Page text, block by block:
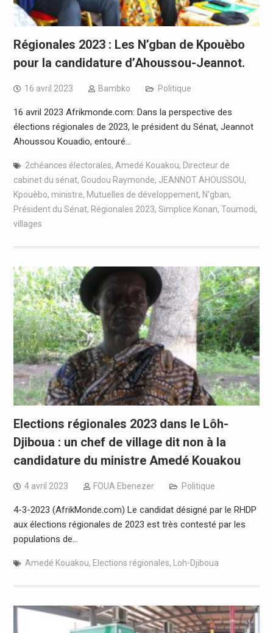
Régionales 2023 : Les N’gban de Kpouèbo
pour la candidature d’Ahoussou-Jeannot.
16 avril 2023 Bambko Politique
16 avril 2023 Afrikmonde.com: Dans la perspective des
élections régionales de 2023, le président du Sénat, Jeannot
Ahoussou Kouadio, entouré…
2chéances électorales, Amedé Kouakou, Directeur de
cabinet du sénat, Goudou Raymonde, JEANNOT AHOUSSOU,
Kpouèbo, ministre, Mutuelles de développement, N'gban,
Président du Sénat, Régionales 2023, Simplice Konan, Toumodi,
villages
Elections régionales 2023 dans le Lôh-
Djiboua : un chef de village dit non à la
candidature du ministre Amedé Kouakou
4 avril 2023 FOUA Ebenezer Politique
4-3-2023 (AfrikMonde.com) Le candidat désigné par le RHDP
aux élections régionales de 2023 est très contesté par les
populations de…
Amedé Kouakou, Elections régionales, Loh-Djiboua